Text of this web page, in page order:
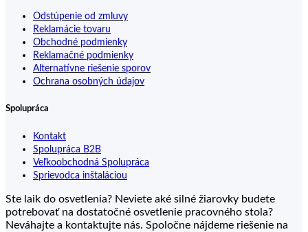
Odstúpenie od zmluvy
Reklamácie tovaru
Obchodné podmienky
Reklamačné podmienky
Alternatívne riešenie sporov
Ochrana osobných údajov
Spolupráca
Kontakt
Spolupráca B2B
Veľkoobchodná Spolupráca
Sprievodca inštaláciou
Ste laik do osvetlenia? Neviete aké silné žiarovky budete
potrebovať na dostatočné osvetlenie pracovného stola?
Neváhajte a kontaktujte nás. Spoločne nájdeme riešenie na